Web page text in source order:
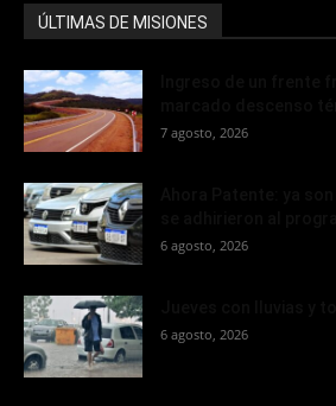
ÚLTIMAS DE MISIONES
7 agosto, 2026
6 agosto, 2026
6 agosto, 2026